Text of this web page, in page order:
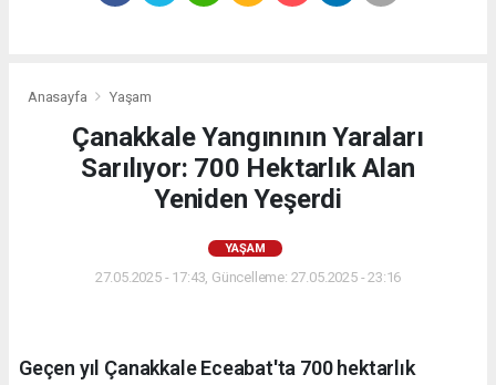
Anasayfa Yaşam
Çanakkale Yangınının Yaraları
Sarılıyor: 700 Hektarlık Alan
Yeniden Yeşerdi
YAŞAM
27.05.2025 - 17:43, Güncelleme: 27.05.2025 - 23:16
Geçen yıl Çanakkale Eceabat'ta 700 hektarlık